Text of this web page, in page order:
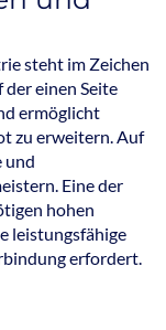
steht im Zeichen
einen Seite
ermöglicht
zu erweitern. Auf
und
Eine der
hohen
leistungsfähige
erfordert.